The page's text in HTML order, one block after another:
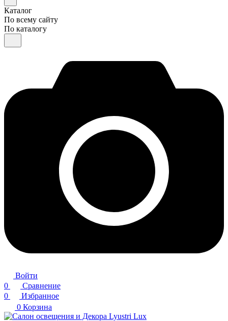
Каталог
По всему сайту
По каталогу
Войти
0
Сравнение
0
Избранное
0 Корзина